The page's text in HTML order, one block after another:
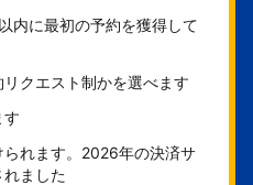
内に最初の予約を獲得して
クエスト制かを選べます
す
られます。2026年の決済サ
ました